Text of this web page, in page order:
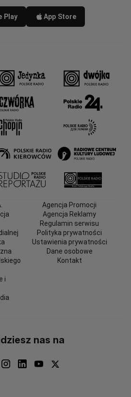
Play App Store
i
Agencja Promocji
Agencja Reklamy
Regulamin serwisu
Polityka prywatności
Ustawienia prywatności
Dane osobowe
Kontakt
nas na